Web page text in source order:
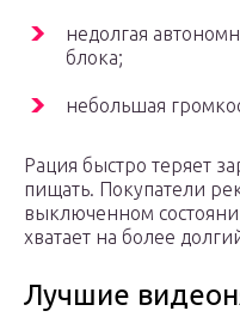
недолгая
блока;
небольшая
Рация быстро теряет
пищать. Покупатели
выключенном
хватает на более
Лучшие